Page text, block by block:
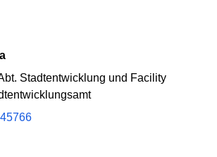
Stadtentwicklung und Facility